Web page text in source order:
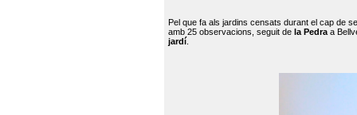
Pel que fa als jardins censats durant el cap de
amb 25 observacions, seguit de la Pedra a
jardí